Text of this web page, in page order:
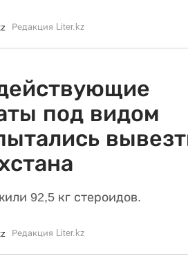
Редакция Liter.kz
под видом
92,5 кг стероидов.
Редакция Liter.kz